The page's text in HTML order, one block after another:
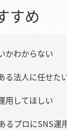
すめ
かわからない
る法人に任せた
用してほしい
るプロにSNS運